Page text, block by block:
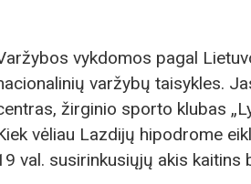
vykdomos pagal
varžybų taisykles.
žirginio sporto klubas
vėliau Lazdijų hipodrome
val. susirinkusiųjų akis kaitins